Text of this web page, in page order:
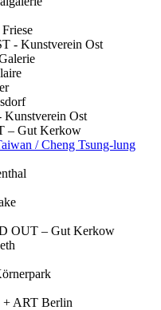
- Kunstverein Ost
Ost
– Gut Kerkow
/ Cheng Tsung-lung
OUT – Gut Kerkow
ART Berlin